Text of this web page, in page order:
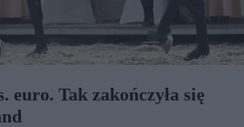
euro. Tak zakończyła się